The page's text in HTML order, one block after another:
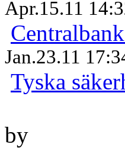
Apr.15.11
Jan.23.11
Tyska
by